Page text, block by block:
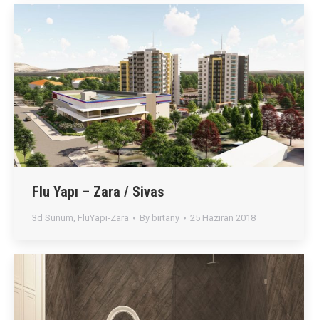
Flu Yapı – Zara / Sivas
3d Sunum, FluYapi-Zara By birtany 25 Haziran 2018